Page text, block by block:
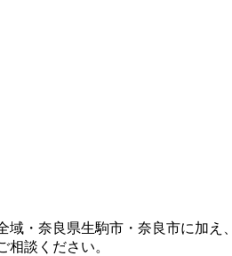
域・奈良県生駒市・奈良市に加え
相談ください。